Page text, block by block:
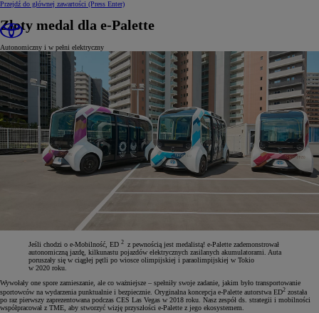
Przejdź do głównej zawartości (Press Enter)
Złoty medal dla e-Palette
Autonomiczny i w pełni elektryczny
Jeśli chodzi o e-Mobilność, ED 2 z pewnością jest medalistą! e-Palette zademonstrował
autonomiczną jazdę, kilkunastu pojazdów elektrycznych zasilanych akumulatorami. Auta
poruszały się w ciągłej pętli po wiosce olimpijskiej i paraolimpijskiej w Tokio
w 2020 roku.
Wywołały one spore zamieszanie, ale co ważniejsze – spełniły swoje zadanie, jakim było transportowanie
sportowców na wydarzenia punktualnie i bezpiecznie. Oryginalna koncepcja e-Palette autorstwa ED2 została
po raz pierwszy zaprezentowana podczas CES Las Vegas w 2018 roku. Nasz zespół ds. strategii i mobilności
współpracował z TME, aby stworzyć wizję przyszłości e-Palette z jego ekosystemem.